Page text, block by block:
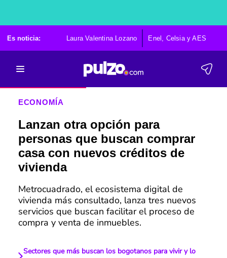
Es noticia: Laura Valentina Lozano Enel, Celsia y AES
ECONOMÍA
Lanzan otra opción para
personas que buscan comprar
casa con nuevos créditos de
vivienda
Metrocuadrado, el ecosistema digital de
vivienda más consultado, lanza tres nuevos
servicios que buscan facilitar el proceso de
compra y venta de inmuebles.
Sectores que más buscan los bogotanos para vivir y lo